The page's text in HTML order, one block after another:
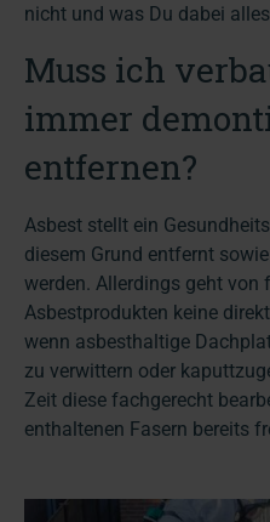
nicht und was Du dabei
Muss ich
immer
entfernen?
Asbest stellt ein
diesem Grund entfernt
werden. Allerdings geht von
Asbestprodukten keine
wenn asbesthaltige
zu verwittern oder
Zeit diese fachgerecht
enthaltenen Fasern bereits